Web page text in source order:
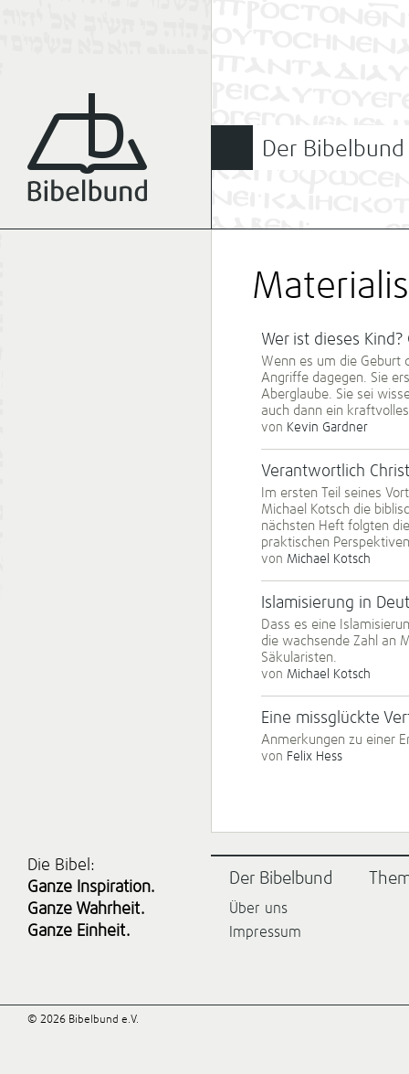
Der Bibelbund
Wer ist dieses
Wenn es um die Geburt
Angriffe dagegen. Sie
Aberglaube. Sie sei
auch dann ein
von Kevin Gardner
Verantwortlich
Im ersten Teil seines
Michael Kotsch die
nächsten Heft folgten
praktischen
von Michael Kotsch
Islamisierung in
Dass es eine
die wachsende Zahl an
Säkularisten.
von Michael Kotsch
Eine missglückte
Anmerkungen zu einer
von Felix Hess
Die Bibel:
Ganze Inspiration.
Ganze Wahrheit.
Ganze Einheit.
Der Bibelbund
Über uns
Impressum
© 2026 Bibelbund e.V.